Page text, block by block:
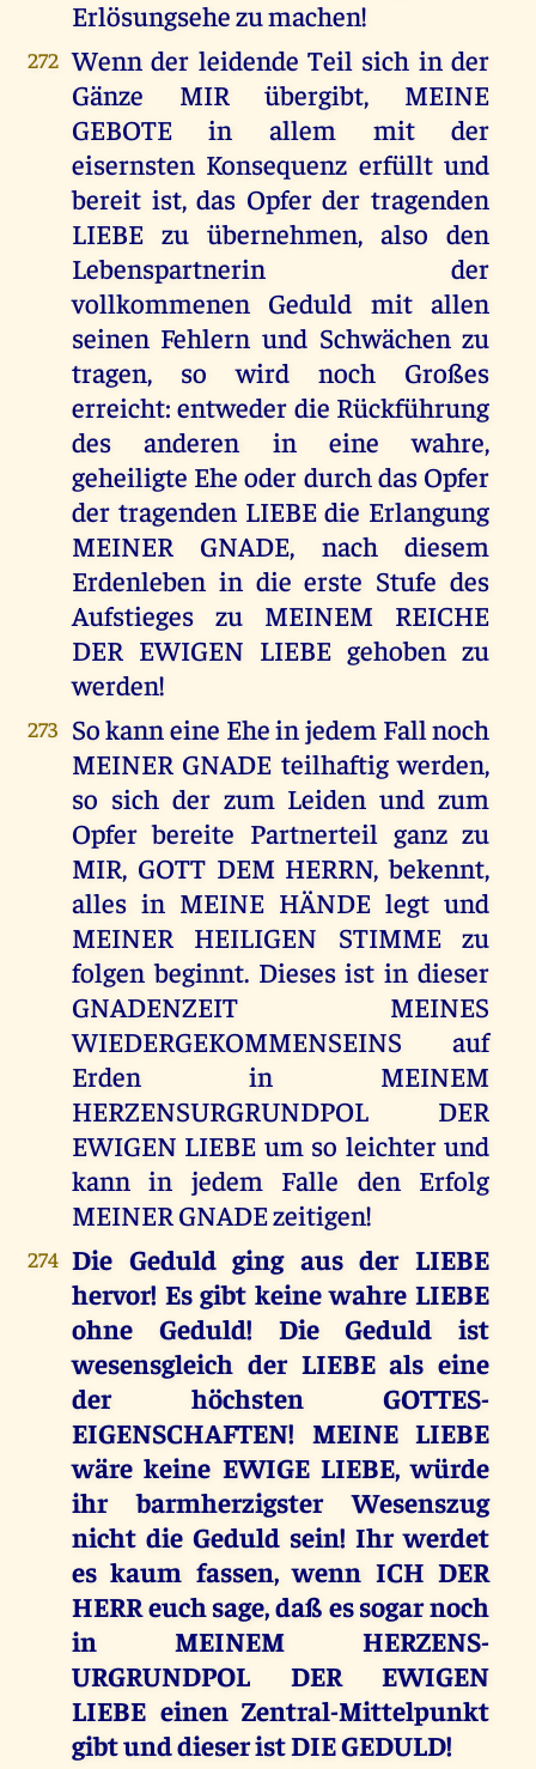
Erlösungsehe zu machen!
272 Wenn der leidende Teil sich in der
Gänze MIR übergibt, MEINE
GEBOTE in allem mit der
eisernsten Konsequenz erfüllt und
bereit ist, das Opfer der tragenden
LIEBE zu übernehmen, also den
Lebenspartnerin der
vollkommenen Geduld mit allen
seinen Fehlern und Schwächen zu
tragen, so wird noch Großes
erreicht: entweder die Rückführung
des anderen in eine wahre,
geheiligte Ehe oder durch das Opfer
der tragenden LIEBE die Erlangung
MEINER GNADE, nach diesem
Erdenleben in die erste Stufe des
Aufstieges zu MEINEM REICHE
DER EWIGEN LIEBE gehoben zu
werden!
273 So kann eine Ehe in jedem Fall noch
MEINER GNADE teilhaftig werden,
so sich der zum Leiden und zum
Opfer bereite Partnerteil ganz zu
MIR, GOTT DEM HERRN, bekennt,
alles in MEINE HÄNDE legt und
MEINER HEILIGEN STIMME zu
folgen beginnt. Dieses ist in dieser
GNADENZEIT MEINES
WIEDERGEKOMMENSEINS auf
Erden in MEINEM
HERZENSURGRUNDPOL DER
EWIGEN LIEBE um so leichter und
kann in jedem Falle den Erfolg
MEINER GNADE zeitigen!
274 Die Geduld ging aus der LIEBE
hervor! Es gibt keine wahre LIEBE
ohne Geduld! Die Geduld ist
wesensgleich der LIEBE als eine
der höchsten GOTTES-
EIGENSCHAFTEN! MEINE LIEBE
wäre keine EWIGE LIEBE, würde
ihr barmherzigster Wesenszug
nicht die Geduld sein! Ihr werdet
es kaum fassen, wenn ICH DER
HERR euch sage, daß es sogar noch
in MEINEM HERZENS-
URGRUNDPOL DER EWIGEN
LIEBE einen Zentral-Mittelpunkt
gibt und dieser ist DIE GEDULD!